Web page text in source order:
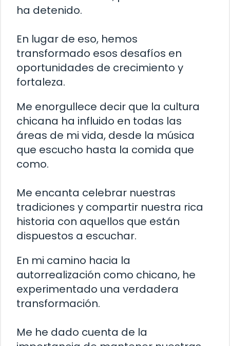
ha detenido.
En lugar de eso, hemos
transformado esos desafíos en
oportunidades de crecimiento y
fortaleza.
Me enorgullece decir que la cultura
chicana ha influido en todas las
áreas de mi vida, desde la música
que escucho hasta la comida que
como.
Me encanta celebrar nuestras
tradiciones y compartir nuestra rica
historia con aquellos que están
dispuestos a escuchar.
En mi camino hacia la
autorrealización como chicano, he
experimentado una verdadera
transformación.
Me he dado cuenta de la